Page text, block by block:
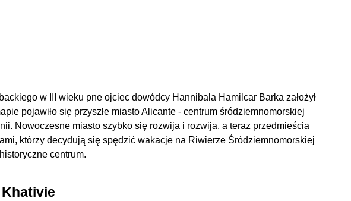
w III wieku pne ojciec dowódcy Hannibala Hamilcar Barka założył
pojawiło się przyszłe miasto Alicante - centrum śródziemnomorskiej
Nowoczesne miasto szybko się rozwija i rozwija, a teraz przedmieścia
którzy decydują się spędzić wakacje na Riwierze Śródziemnomorskiej
centrum.
Khativie